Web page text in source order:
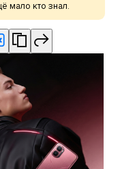
мало кто знал.